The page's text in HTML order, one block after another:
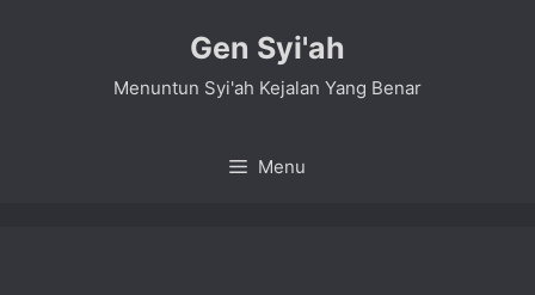
Gen Syi'ah
Menuntun Syi'ah Kejalan Yang Benar
Menu